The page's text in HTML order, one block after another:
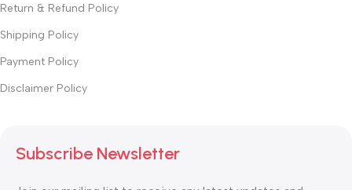
Return & Refund Policy
Shipping Policy
Payment Policy
Disclaimer Policy
Subscribe Newsletter